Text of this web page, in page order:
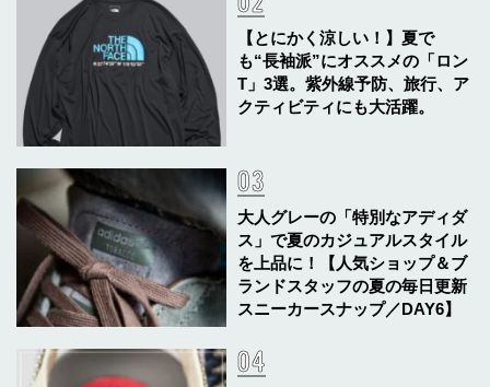
【とにかく涼しい！】夏で
も“長袖派”にオススメの「ロン
T」3選。紫外線予防、旅行、ア
クティビティにも大活躍。
大人グレーの「特別なアディダ
ス」で夏のカジュアルスタイル
を上品に！【人気ショップ＆ブ
ランドスタッフの夏の毎日更新
スニーカースナップ／DAY6】